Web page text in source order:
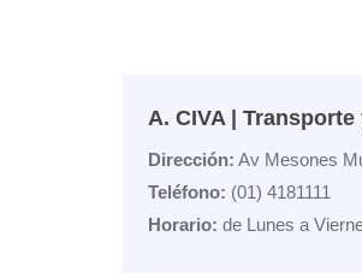
A. CIVA |
Dirección: Av Mesones
Teléfono: (01) 4181111
Horario: de Lunes a